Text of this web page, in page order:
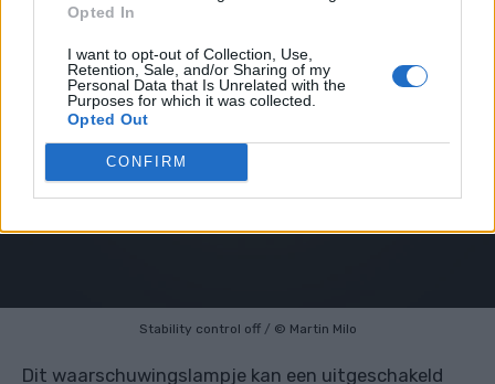
Opted In
I want to opt-out of Collection, Use,
Retention, Sale, and/or Sharing of my
Personal Data that Is Unrelated with the
Purposes for which it was collected.
Opted Out
CONFIRM
Stability control off / © Martin Milo
Dit waarschuwingslampje kan een uitgeschakeld